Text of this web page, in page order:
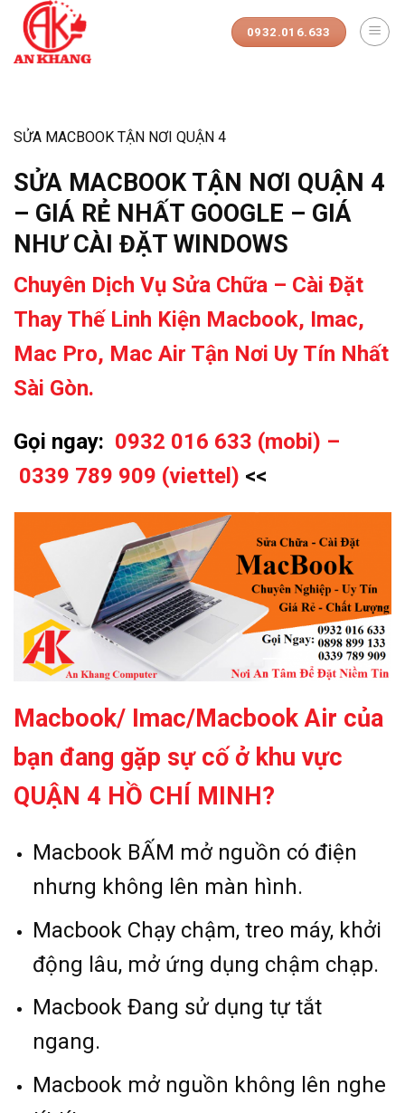
Skip
content
0932.016.633
SỬA MACBOOK TẬN NƠI QUẬN 4
SỬA MACBOOK TẬN NƠI QUẬN 4
– GIÁ RẺ NHẤT GOOGLE – GIÁ
NHƯ CÀI ĐẶT WINDOWS
Chuyên Dịch Vụ Sửa Chữa – Cài Đặt
Thay Thế Linh Kiện Macbook, Imac,
Mac Pro, Mac Air Tận Nơi Uy Tín Nhất
Sài Gòn.
Gọi ngay: 0932 016 633 (mobi) –
0339 789 909 (viettel) <<
Macbook/ Imac/Macbook Air của
bạn đang gặp sự cố ở khu vực
QUẬN 4 HỒ CHÍ MINH?
Macbook BẤM mở nguồn có điện
nhưng không lên màn hình.
Macbook Chạy chậm, treo máy, khởi
động lâu, mở ứng dụng chậm chạp.
Macbook Đang sử dụng tự tắt
ngang.
Macbook mở nguồn không lên nghe